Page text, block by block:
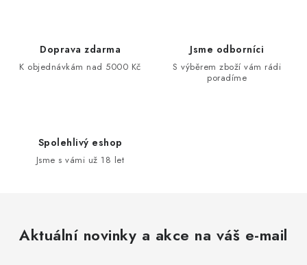
Doprava zdarma
K objednávkám nad 5000 Kč
Jsme odborníci
S výběrem zboží vám rádi
poradíme
Spolehlivý eshop
Jsme s vámi už 18 let
Aktuální novinky a akce na váš e-mail